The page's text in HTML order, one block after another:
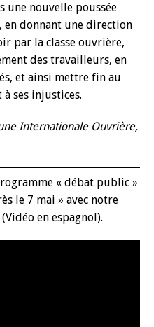
une nouvelle poussée
en donnant une direction
par la classe ouvrière,
des travailleurs, en
et ainsi mettre fin au
ses injustices.
Internationale Ouvrière,
« débat public »
le 7 mai » avec notre
en espagnol).